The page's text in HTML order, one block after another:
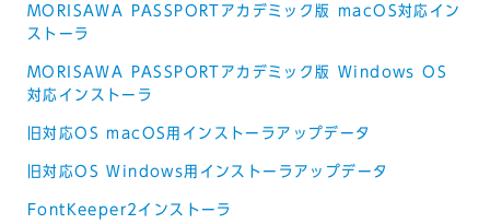
MORISAWA PASSPORTアカデミック版 macOS対応イン
ストーラ
MORISAWA PASSPORTアカデミック版 Windows OS
対応インストーラ
旧対応OS macOS用インストーラアップデータ
旧対応OS Windows用インストーラアップデータ
FontKeeper2インストーラ